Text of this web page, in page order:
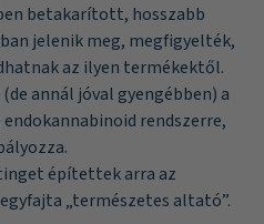
betakarított, hosszabb
jelenik meg, megfigyelték,
az ilyen termékektől.
annál jóval gyengébben) a
rendszerre,
építettek arra az
„természetes altató”.